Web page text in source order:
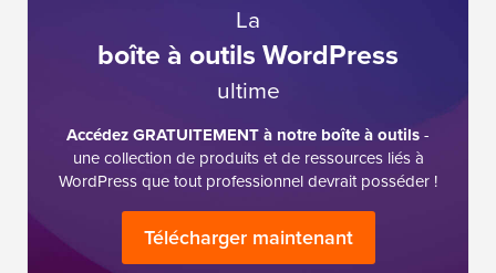
La
boîte à outils WordPress
ultime
Accédez GRATUITEMENT à notre boîte à outils-
une collection de produits et de ressources liés à
WordPress que tout professionnel devrait posséder !
Télécharger maintenant